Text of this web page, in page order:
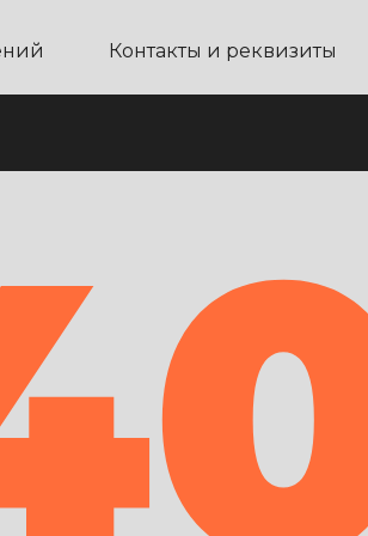
Контакты и реквизиты